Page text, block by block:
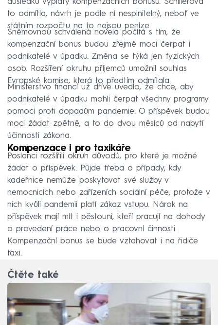
to odmítla, návrh je podle ní nesplnitelný, neboť ve
státním rozpočtu na to nejsou peníze.
Sněmovnou schválená novela počítá s tím, že
kompenzační bonus budou zřejmě moci čerpat i
podnikatelé v úpadku. Změna se týká jen fyzických
osob. Rozšíření okruhu příjemců umožnil souhlas
Evropské komise, která to předtím odmítala.
Ministerstvo financí už dříve uvedlo, že chce, aby
podnikatelé v úpadku mohli čerpat všechny programy
pomoci proti dopadům pandemie. O příspěvek budou
moci žádat zpětně, a to do dvou měsíců od nabytí
účinnosti zákona.
Kompenzace i pro taxikáře
Poslanci rozšířili okruh důvodů, pro které je možné
žádat o příspěvek. Půjde třeba o případy, kdy
kadeřnice nemůže poskytovat své služby v
nemocnicích nebo zařízeních sociální péče, protože v
nich kvůli pandemii platí zákaz vstupu. Nárok na
příspěvek mají mít i pěstouni, kteří pracují na dohody
o provedení práce nebo o pracovní činnosti.
Kompenzační bonus se bude vztahovat i na řidiče
taxi.
Čtěte také